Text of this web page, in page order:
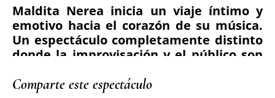
Comparte este espectáculo